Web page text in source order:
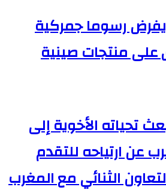
يفرض رسوما جمركية
على منتجات صينية
تحياته الأخوية إلى
عن ارتياحه للتقدم
الثنائي مع المغرب